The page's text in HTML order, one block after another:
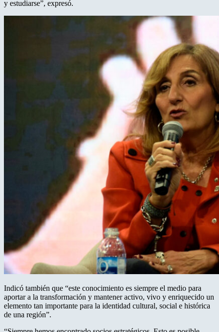
y estudiarse”, expresó.
Indicó también que “este conocimiento es siempre el medio para
aportar a la transformación y mantener activo, vivo y enriquecido un
elemento tan importante para la identidad cultural, social e histórica
de una región”.